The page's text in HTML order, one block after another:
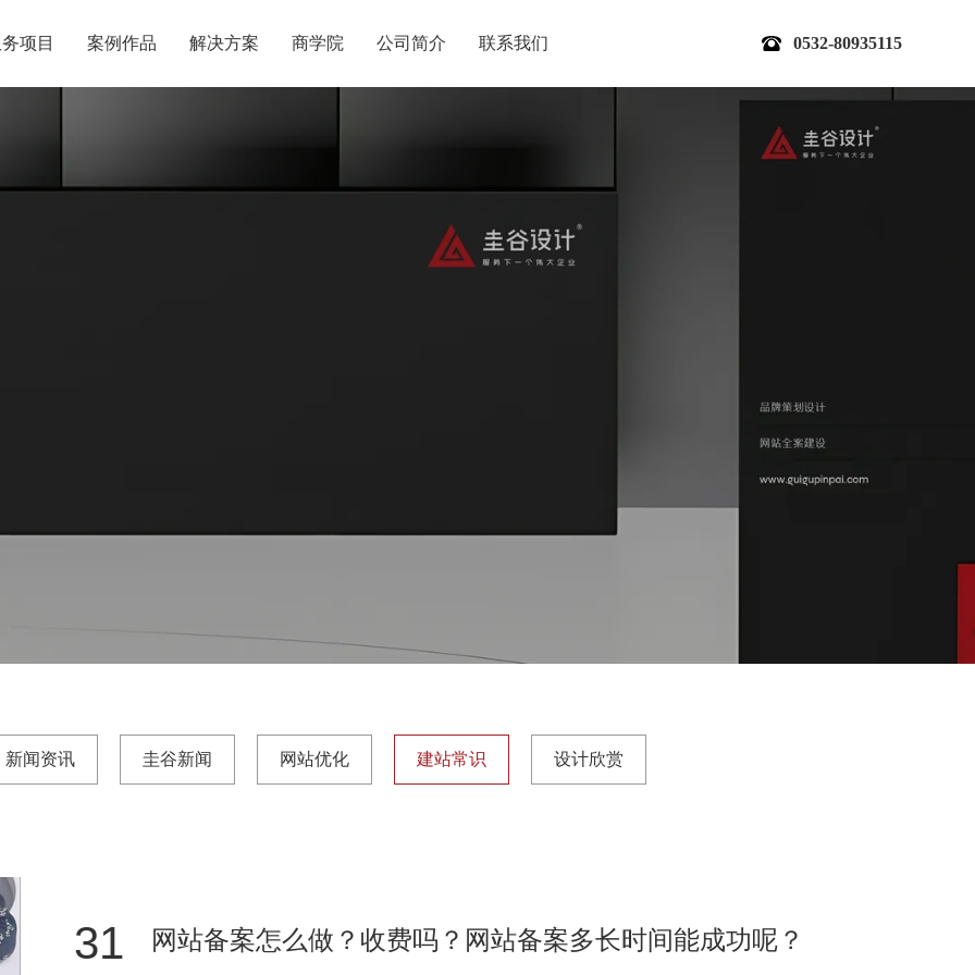
项目 案例作品 解决方案 商学院 公司简介 联系我们 0532-80935115
新闻资讯 圭谷新闻 网站优化 建站常识 设计欣赏
31 网站备案怎么做？收费吗？网站备案多长时间能成功呢？